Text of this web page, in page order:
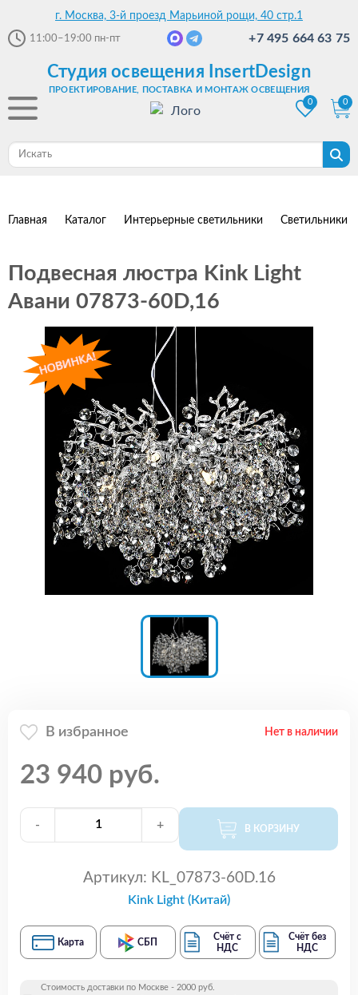
г. Москва, 3-й проезд Марьиной рощи, 40 стр.1
11:00–19:00 пн-пт +7 495 664 63 75
Студия освещения InsertDesign
ПРОЕКТИРОВАНИЕ, ПОСТАВКА И МОНТАЖ ОСВЕЩЕНИЯ
0
0
Главная Каталог Интерьерные светильники Светильники
Подвесная люстра Kink Light
Авани 07873-60D,16
В избранное Нет в наличии
23 940 руб.
- + В КОРЗИНУ
Артикул: KL_07873-60D.16
Kink Light (Китай)
Карта СБП
Счёт с
НДС
Счёт без
НДС
Стоимость доставки по Москве - 2000 руб.